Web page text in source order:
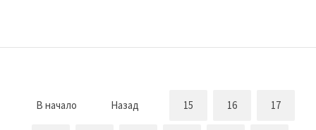
В начало Назад 15 16 17